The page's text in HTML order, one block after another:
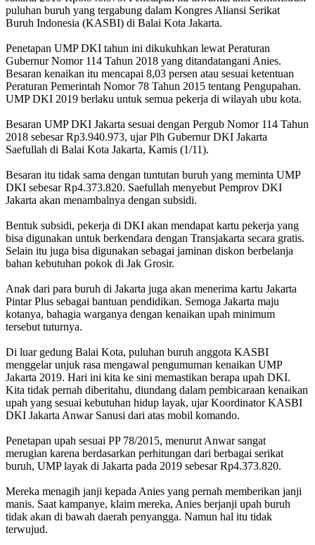
puluhan buruh yang tergabung dalam Kongres Aliansi Serikat
Buruh Indonesia (KASBI) di Balai Kota Jakarta.
Penetapan UMP DKI tahun ini dikukuhkan lewat Peraturan
Gubernur Nomor 114 Tahun 2018 yang ditandatangani Anies.
Besaran kenaikan itu mencapai 8,03 persen atau sesuai ketentuan
Peraturan Pemerintah Nomor 78 Tahun 2015 tentang Pengupahan.
UMP DKI 2019 berlaku untuk semua pekerja di wilayah ubu kota.
Besaran UMP DKI Jakarta sesuai dengan Pergub Nomor 114 Tahun
2018 sebesar Rp3.940.973, ujar Plh Gubernur DKI Jakarta
Saefullah di Balai Kota Jakarta, Kamis (1/11).
Besaran itu tidak sama dengan tuntutan buruh yang meminta UMP
DKI sebesar Rp4.373.820. Saefullah menyebut Pemprov DKI
Jakarta akan menambalnya dengan subsidi.
Bentuk subsidi, pekerja di DKI akan mendapat kartu pekerja yang
bisa digunakan untuk berkendara dengan Transjakarta secara gratis.
Selain itu juga bisa digunakan sebagai jaminan diskon berbelanja
bahan kebutuhan pokok di Jak Grosir.
Anak dari para buruh di Jakarta juga akan menerima kartu Jakarta
Pintar Plus sebagai bantuan pendidikan. Semoga Jakarta maju
kotanya, bahagia warganya dengan kenaikan upah minimum
tersebut tuturnya.
Di luar gedung Balai Kota, puluhan buruh anggota KASBI
menggelar unjuk rasa mengawal pengumuman kenaikan UMP
Jakarta 2019. Hari ini kita ke sini memastikan berapa upah DKI.
Kita tidak pernah diberitahu, diundang dalam pembicaraan kenaikan
upah yang sesuai kebutuhan hidup layak, ujar Koordinator KASBI
DKI Jakarta Anwar Sanusi dari atas mobil komando.
Penetapan upah sesuai PP 78/2015, menurut Anwar sangat
merugian karena berdasarkan perhitungan dari berbagai serikat
buruh, UMP layak di Jakarta pada 2019 sebesar Rp4.373.820.
Mereka menagih janji kepada Anies yang pernah memberikan janji
manis. Saat kampanye, klaim mereka, Anies berjanji upah buruh
tidak akan di bawah daerah penyangga. Namun hal itu tidak
terwujud.